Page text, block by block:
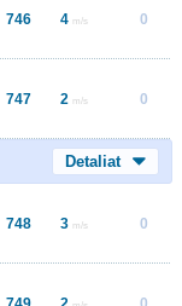
746 4 m/s 0
747 2 m/s 0
Detaliat
748 3 m/s 0